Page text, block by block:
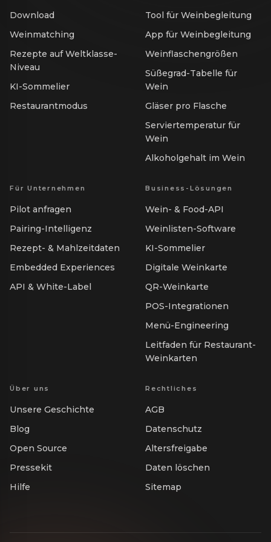
Download
Weinmatching
Rezepte auf Weltklasse-
Niveau
KI-Sommelier
Restaurantmodus
Tool für Weinbegleitung
App für Weinbegleitung
Weinflaschengrößen
Süßegrad-Tabelle für
Wein
Gläser pro Flasche
Serviertemperatur für
Wein
Alkoholgehalt im Wein
Für Unternehmen
Pilot anfragen
Pairing-Intelligenz
Rezept- & Mahlzeitdaten
Embedded Experiences
API & White-Label
Business-Lösungen
Wein- & Food-API
Weinlisten-Software
KI-Sommelier
Digitale Weinkarte
QR-Weinkarte
POS-Integrationen
Menü-Engineering
Leitfaden für Restaurant-
Weinkarten
Über uns
Unsere Geschichte
Blog
Open Source
Pressekit
Hilfe
Rechtliches
AGB
Datenschutz
Altersfreigabe
Daten löschen
Sitemap